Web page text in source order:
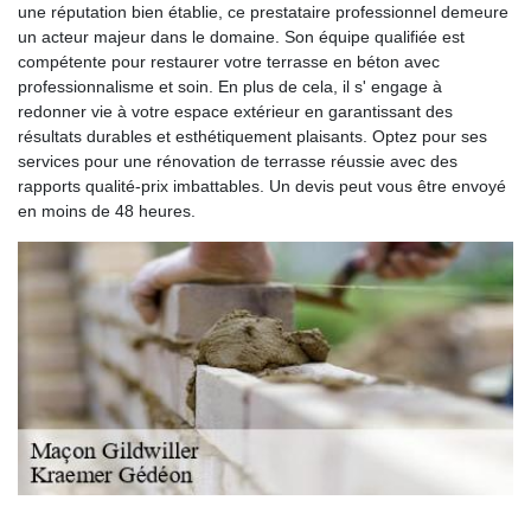
une réputation bien établie, ce prestataire professionnel demeure
un acteur majeur dans le domaine. Son équipe qualifiée est
compétente pour restaurer votre terrasse en béton avec
professionnalisme et soin. En plus de cela, il s' engage à
redonner vie à votre espace extérieur en garantissant des
résultats durables et esthétiquement plaisants. Optez pour ses
services pour une rénovation de terrasse réussie avec des
rapports qualité-prix imbattables. Un devis peut vous être envoyé
en moins de 48 heures.